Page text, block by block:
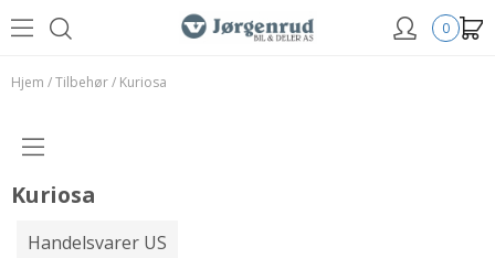
0
Hjem /Tilbehør/ Kuriosa
Kuriosa
Handelsvarer US